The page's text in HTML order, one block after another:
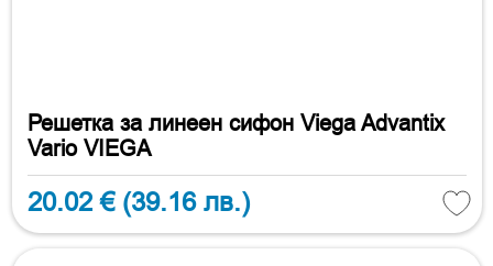
Решетка за линеен сифон Viega Advantix
Vario VIEGA
20.02 € (39.16 лв.)